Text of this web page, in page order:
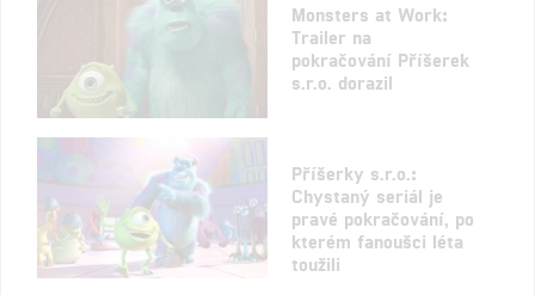
Monsters at Work:
Trailer na
pokračování Příšerek
s.r.o. dorazil
Příšerky s.r.o.:
Chystaný seriál je
pravé pokračování, po
kterém fanoušci léta
toužili